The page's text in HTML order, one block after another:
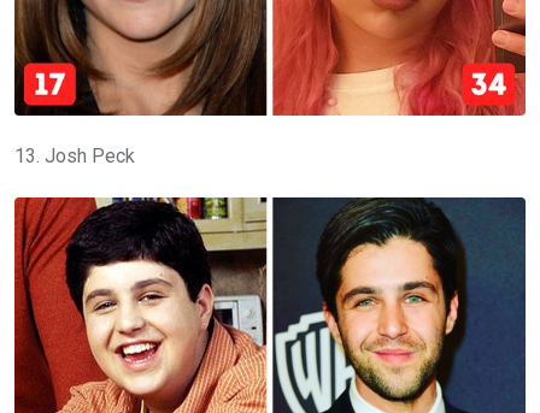
13. Josh Peck